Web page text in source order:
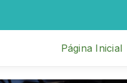
Página Inicial